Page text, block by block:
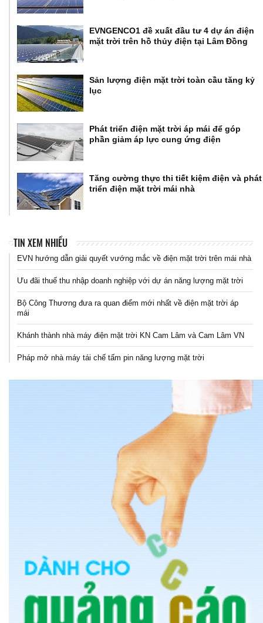
EVNGENCO1 đề xuất đầu tư 4 dự án điện
mặt trời trên hồ thủy điện tại Lâm Đồng
Sản lượng điện mặt trời toàn cầu tăng kỷ
lục
Phát triển điện mặt trời áp mái để góp
phần giảm áp lực cung ứng điện
Tăng cường thực thi tiết kiệm điện và phát
triển điện mặt trời mái nhà
TIN XEM NHIỀU
EVN hướng dẫn giải quyết vướng mắc về điện mặt trời trên mái nhà
Ưu đãi thuế thu nhập doanh nghiệp với dự án năng lượng mặt trời
Bộ Công Thương đưa ra quan điểm mới nhất về điện mặt trời áp
mái
Khánh thành nhà máy điện mặt trời KN Cam Lâm và Cam Lâm VN
Pháp mở nhà máy tái chế tấm pin năng lượng mặt trời